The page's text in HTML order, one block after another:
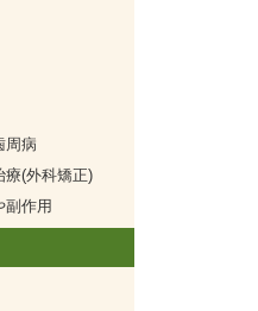
周病
療(外科矯正)
副作用